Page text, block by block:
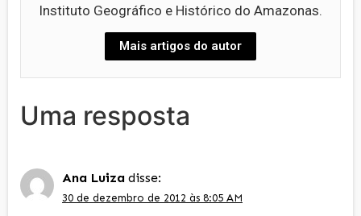
Instituto Geográfico e Histórico do Amazonas.
Mais artigos do autor
Uma resposta
Ana Luiza disse:
30 de dezembro de 2012 às 8:05 AM